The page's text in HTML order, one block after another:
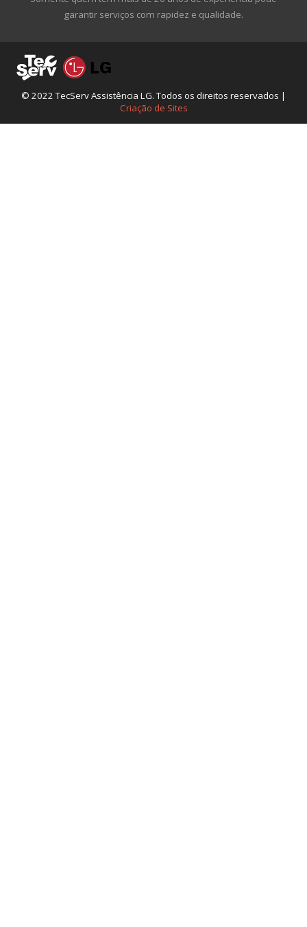
garantir serviços com rapidez e qualidade.
© 2022 TecServ Assistência LG. Todos os direitos reservados |
Criação de Sites